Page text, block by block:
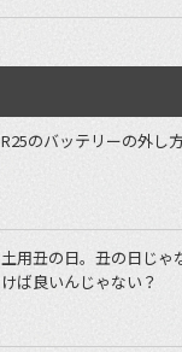
R25のバッテリーの外し
土用丑の日。丑の日じゃ
けば良いんじゃない？